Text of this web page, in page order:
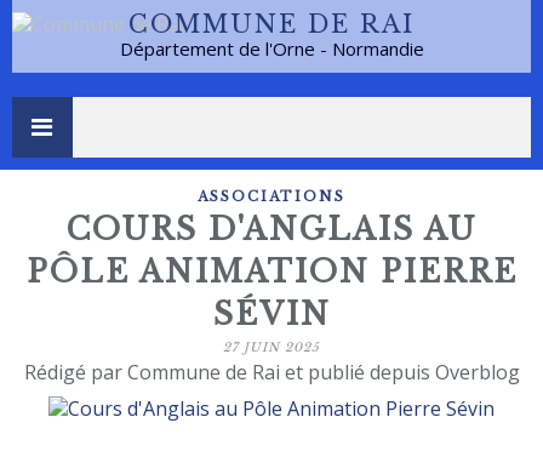
COMMUNE DE RAI
Département de l'Orne - Normandie
ASSOCIATIONS
COURS D'ANGLAIS AU
PÔLE ANIMATION PIERRE
SÉVIN
27 JUIN 2025
Rédigé par Commune de Rai et publié depuis Overblog